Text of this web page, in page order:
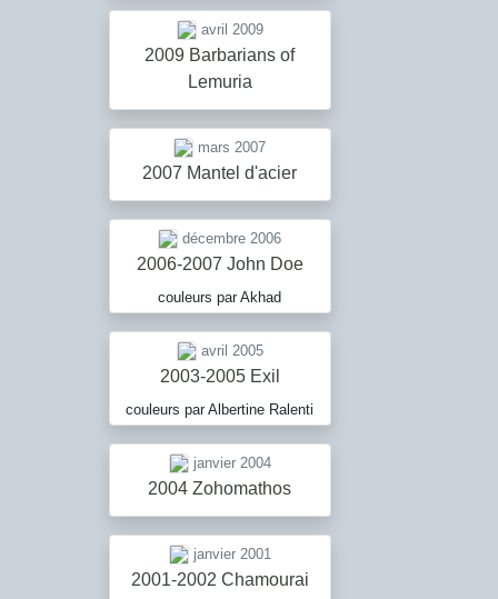
avril 2009
2009 Barbarians of
Lemuria
mars 2007
2007 Mantel d'acier
décembre 2006
2006-2007 John Doe
couleurs par Akhad
avril 2005
2003-2005 Exil
couleurs par Albertine Ralenti
janvier 2004
2004 Zohomathos
janvier 2001
2001-2002 Chamourai